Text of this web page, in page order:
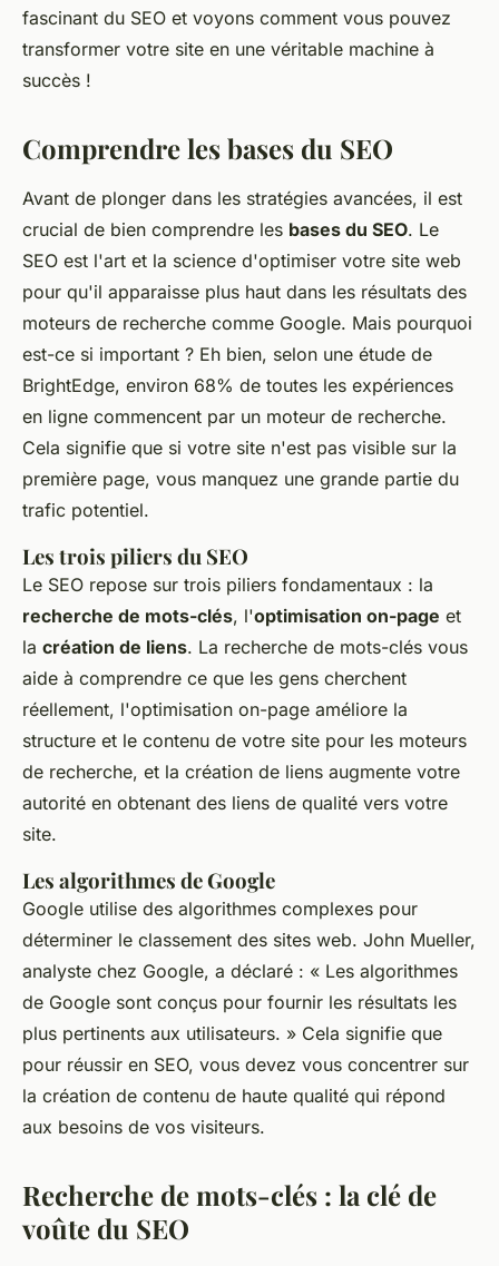
fascinant du SEO et voyons comment vous pouvez
transformer votre site en une véritable machine à
succès !
Comprendre les bases du SEO
Avant de plonger dans les stratégies avancées, il est
crucial de bien comprendre les bases du SEO. Le
SEO est l'art et la science d'optimiser votre site web
pour qu'il apparaisse plus haut dans les résultats des
moteurs de recherche comme Google. Mais pourquoi
est-ce si important ? Eh bien, selon une étude de
BrightEdge, environ 68% de toutes les expériences
en ligne commencent par un moteur de recherche.
Cela signifie que si votre site n'est pas visible sur la
première page, vous manquez une grande partie du
trafic potentiel.
Les trois piliers du SEO
Le SEO repose sur trois piliers fondamentaux : la
recherche de mots-clés, l'optimisation on-page et
la création de liens. La recherche de mots-clés vous
aide à comprendre ce que les gens cherchent
réellement, l'optimisation on-page améliore la
structure et le contenu de votre site pour les moteurs
de recherche, et la création de liens augmente votre
autorité en obtenant des liens de qualité vers votre
site.
Les algorithmes de Google
Google utilise des algorithmes complexes pour
déterminer le classement des sites web. John Mueller,
analyste chez Google, a déclaré : « Les algorithmes
de Google sont conçus pour fournir les résultats les
plus pertinents aux utilisateurs. » Cela signifie que
pour réussir en SEO, vous devez vous concentrer sur
la création de contenu de haute qualité qui répond
aux besoins de vos visiteurs.
Recherche de mots-clés : la clé de
voûte du SEO